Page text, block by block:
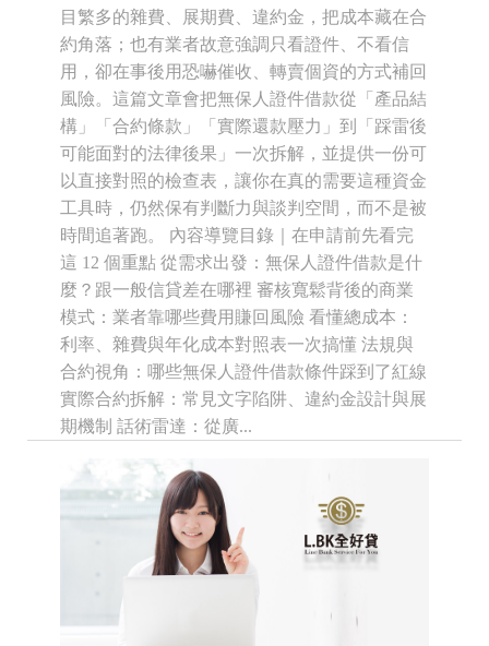
目繁多的雜費、展期費、違約金，把成本藏在合
約角落；也有業者故意強調只看證件、不看信
用，卻在事後用恐嚇催收、轉賣個資的方式補回
風險。這篇文章會把無保人證件借款從「產品結
構」「合約條款」「實際還款壓力」到「踩雷後
可能面對的法律後果」一次拆解，並提供一份可
以直接對照的檢查表，讓你在真的需要這種資金
工具時，仍然保有判斷力與談判空間，而不是被
時間追著跑。 內容導覽目錄｜在申請前先看完
這 12 個重點 從需求出發：無保人證件借款是什
麼？跟一般信貸差在哪裡 審核寬鬆背後的商業
模式：業者靠哪些費用賺回風險 看懂總成本：
利率、雜費與年化成本對照表一次搞懂 法規與
合約視角：哪些無保人證件借款條件踩到了紅線
實際合約拆解：常見文字陷阱、違約金設計與展
期機制 話術雷達：從廣...